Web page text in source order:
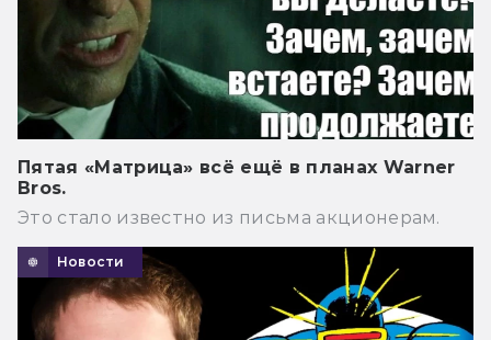
Пятая «Матрица» всё ещё в планах Warner
Bros.
Это стало известно из письма акционерам.
Новости